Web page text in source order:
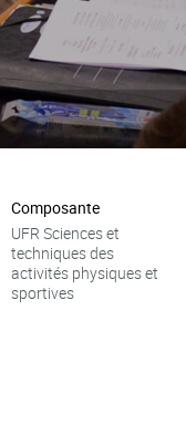
Composante
UFR Sciences et
techniques des
activités physiques et
sportives